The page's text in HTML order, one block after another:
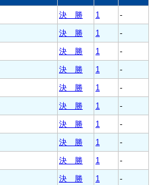
決 勝 1
-
決 勝 1
-
決 勝 1
-
決 勝 1
-
決 勝 1
-
決 勝 1
-
決 勝 1
-
決 勝 1
-
決 勝 1
-
決 勝 1
-